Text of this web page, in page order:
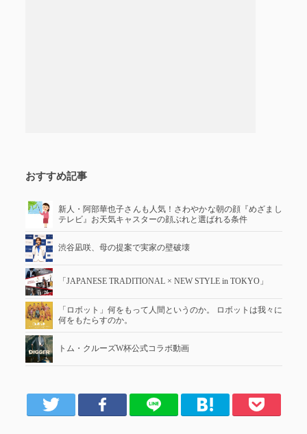
おすすめ記事
新人・阿部華也子さんも人気！さわやかな朝の顔『めざまし
テレビ』お天気キャスターの顔ぶれと選ばれる条件
渋谷凪咲、母の提案で実家の壁破壊
「JAPANESE TRADITIONAL × NEW STYLE in TOKYO」
「ロボット」何をもって人間というのか。 ロボットは我々に
何をもたらすのか。
トム・クルーズW杯公式コラボ動画
Facebook LINE はてブ Pocket